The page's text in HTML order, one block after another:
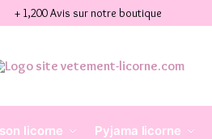
+ 1,200 Avis sur notre boutique
licorne Pyjama licorne